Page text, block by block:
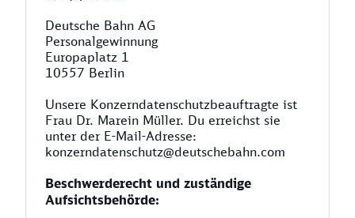
Deutsche Bahn AG
Personalgewinnung
Europaplatz 1
10557 Berlin
Unsere Konzerndatenschutzbeauftragte ist
Frau Dr. Marein Müller. Du erreichst sie
unter der E-Mail-Adresse:
konzerndatenschutz@deutschebahn.com
Beschwerderecht und zuständige
Aufsichtsbehörde: